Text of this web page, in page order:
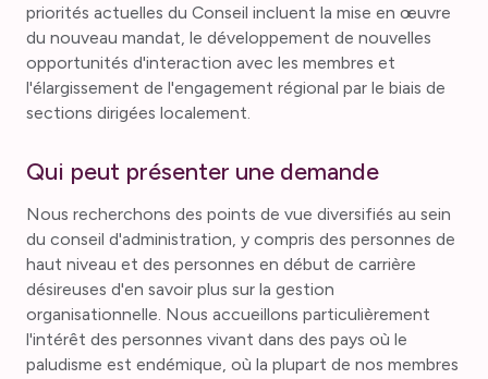
priorités actuelles du Conseil incluent la mise en œuvre
du nouveau mandat, le développement de nouvelles
opportunités d'interaction avec les membres et
l'élargissement de l'engagement régional par le biais de
sections dirigées localement.
Qui peut présenter une demande
Nous recherchons des points de vue diversifiés au sein
du conseil d'administration, y compris des personnes de
haut niveau et des personnes en début de carrière
désireuses d'en savoir plus sur la gestion
organisationnelle. Nous accueillons particulièrement
l'intérêt des personnes vivant dans des pays où le
paludisme est endémique, où la plupart de nos membres